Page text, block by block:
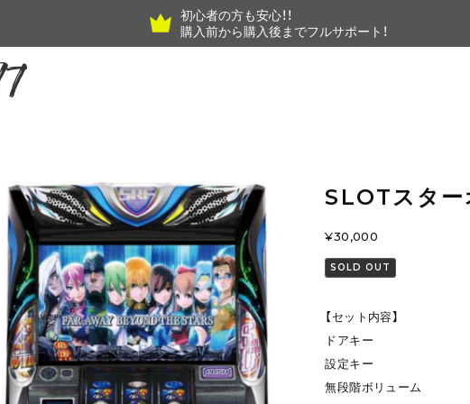
初心者の方も安心！！
購入前から購入後までフルサポート！
SLOTスタ
¥30,000
SOLD OUT
【セット内容】
ドアキー
設定キー
無段階ボリューム